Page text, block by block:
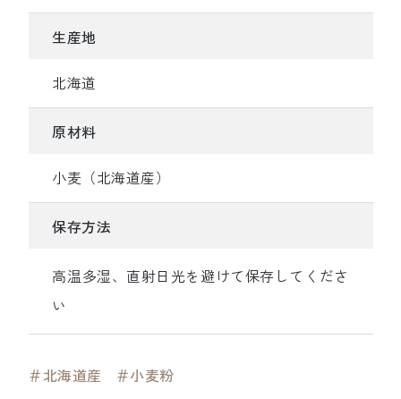
生産地
北海道
原材料
小麦（北海道産）
保存方法
高温多湿、直射日光を避けて保存してくださ
い
＃北海道産 ＃小麦粉